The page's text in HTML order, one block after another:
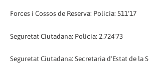
Forces i Cossos de Reserva: Policia: 511'17
Seguretat Ciutadana: Policia: 2.724'73
Seguretat Ciutadana: Secretaria d'Estat de la